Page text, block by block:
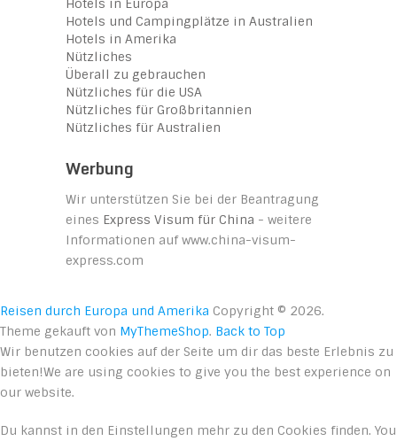
Hotels und Campingplätze in Australien
Hotels in Amerika
Nützliches
Überall zu gebrauchen
Nützliches für die USA
Nützliches für Großbritannien
Nützliches für Australien
Werbung
Wir unterstützen Sie bei der Beantragung
eines Express Visum für China - weitere
Informationen auf www.china-visum-
express.com
Reisen durch Europa und Amerika Copyright © 2026.
Theme gekauft von MyThemeShop. Back to Top
Wir benutzen cookies auf der Seite um dir das beste Erlebnis zu
bieten!We are using cookies to give you the best experience on
our website.
Du kannst in den Einstellungen mehr zu den Cookies finden. You